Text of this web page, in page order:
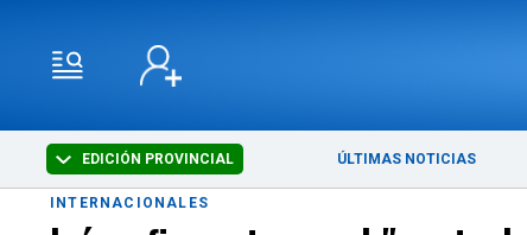
EDICIÓN PROVINCIAL ÚLTIMAS NOTICIAS
INTERNACIONALES